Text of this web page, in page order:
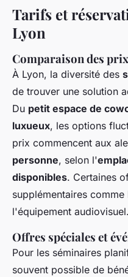
Tarifs et
Lyon
Comparaison des
À Lyon, la diversité des
de trouver une solution
Du petit espace de
luxueux, les options
prix commencent aux
personne, selon l'
disponibles. Certaines
supplémentaires
l'équipement audiovisuel.
Offres spéciales et
Pour les séminaires
souvent possible de